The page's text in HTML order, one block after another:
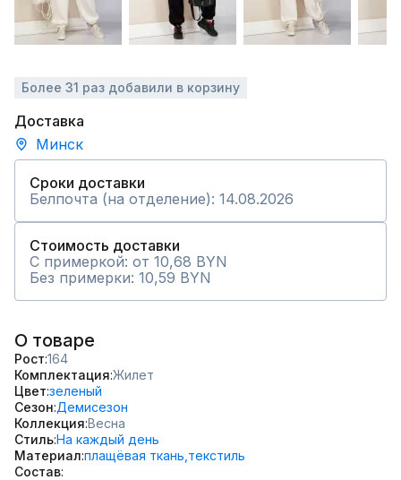
Более 31 раз добавили в корзину
Доставка
Минск
Сроки доставки
Белпочта (на отделение): 14.08.2026
Стоимость доставки
С примеркой: от 10,68 BYN
Без примерки: 10,59 BYN
О товаре
Рост 164
Комплектация Жилет
Цвет зеленый
Сезон Демисезон
Коллекция Весна
СтильНа каждый день
Материал плащёвая ткань, текстиль
Состав